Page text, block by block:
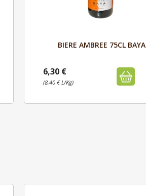
Aperçu
BIERE AMBREE 75CL BAYA
6,30 €
(8,40 € L/Kg)